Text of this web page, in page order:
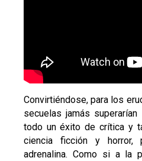
Convirtiéndose, para los
secuelas jamás
todo un éxito de crítica y
ciencia ficción y horror,
adrenalina. Como si a la